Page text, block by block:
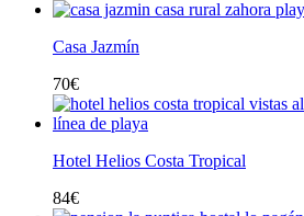
Casa Jazmín
70€
Hotel Helios Costa Tropical
84€